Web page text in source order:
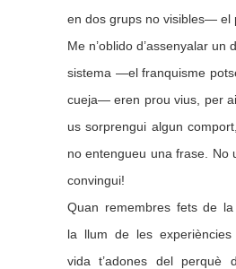
en dos grups no visibles— el
Me n’oblido d’assenyalar
sistema —el franquisme
cueja— eren prou vius, per
us sorprengui algun
no entengueu una frase. No
convingui!
Quan remembres fets de
la llum de les
vida t’adones del perquè